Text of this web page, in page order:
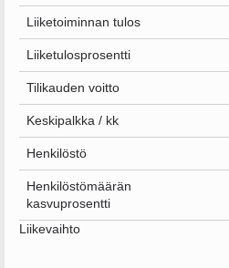
Liiketoiminnan tulos
Liiketulosprosentti
Tilikauden voitto
Keskipalkka / kk
Henkilöstö
Henkilöstömäärän
kasvuprosentti
Liikevaihto